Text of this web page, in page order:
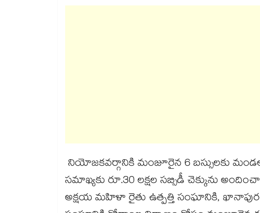
నియోజకవర్గానికి మంజూరైన 6 బస్సులకు
సమాఖ్యకు రూ.30 లక్షల సబ్సిడీ చెక్కును
అక్షయ మహిళా రైతు ఉత్పత్తి సంఘానికి,